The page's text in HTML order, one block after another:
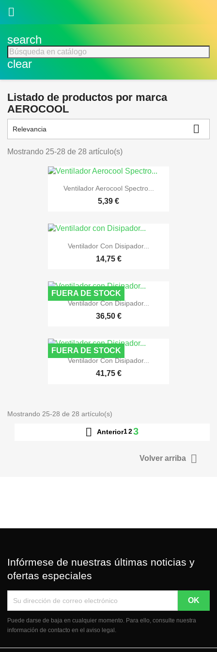

search
clear
Listado de productos por marca
AEROCOOL
Relevancia 
Mostrando 25-28 de 28 artículo(s)
Ventilador Aerocool Spectro...
5,39 €
Ventilador Con Disipador...
14,75 €
Ventilador Con Disipador...
36,50 €
FUERA DE STOCK
Ventilador Con Disipador...
41,75 €
FUERA DE STOCK
Mostrando 25-28 de 28 artículo(s)
 Anterior123
Volver arriba 
Infórmese de nuestras últimas noticias y
ofertas especiales
Puede darse de baja en cualquier momento. Para ello, consulte nuestra
información de contacto en el aviso legal.